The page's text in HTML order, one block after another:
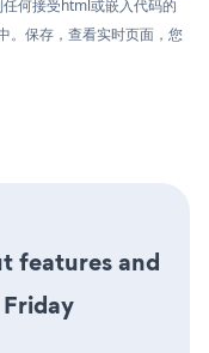
何接受html或嵌入代码的
。保存，查看实时页面，您
features and